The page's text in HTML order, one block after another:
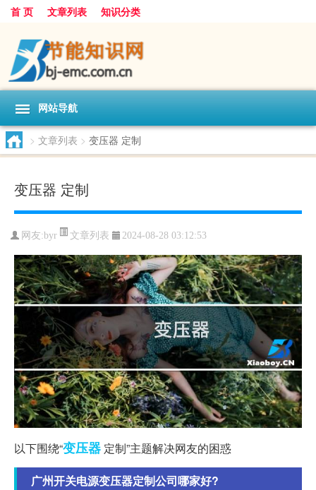
首 页 文章列表 知识分类
网站导航
> 文章列表 > 变压器 定制
变压器 定制
网友:byr 文章列表 2024-08-28 03:12:53
以下围绕“变压器 定制”主题解决网友的困惑
广州开关电源变压器定制公司哪家好?